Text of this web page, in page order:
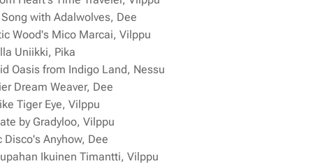
with Adalwolves, Dee
Wood's Mico Marcai, Vilppu
Uniikki, Pika
Oasis from Indigo Land, Nessu
Dream Weaver, Dee
Tiger Eye, Vilppu
by Gradyloo, Vilppu
Anyhow, Dee
Ikuinen Timantti, Vilppu